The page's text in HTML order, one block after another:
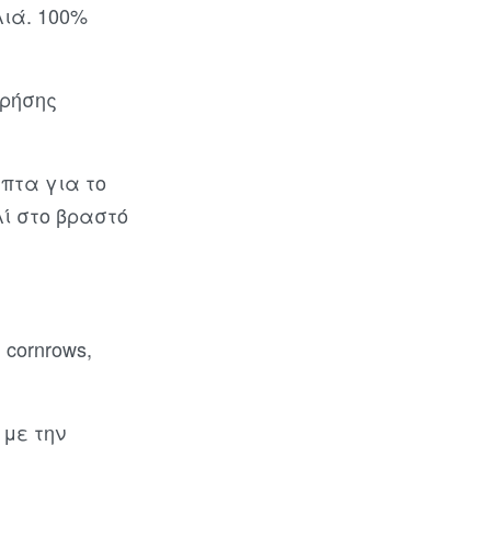
100%
για το
στο βραστό
την